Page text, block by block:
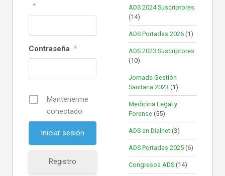
*
Contraseña *
Mantenerme
conectado
Registro
ADS 2024 Suscriptores
(14)
ADS Portadas 2026 (1)
ADS 2023 Suscriptores
(10)
Jornada Gestión
Sanitaria 2023 (1)
Medicina Legal y
Forense (55)
ADS en Dialnet (3)
ADS Portadas 2025 (6)
Congresos ADS (14)